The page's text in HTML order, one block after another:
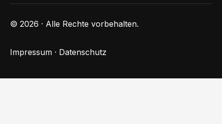
© 2026 · Alle Rechte vorbehalten.
Impressum · Datenschutz